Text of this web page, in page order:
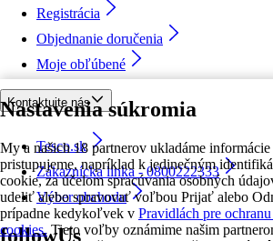
Nastavenia súkromia
My a našich 18 partnerov ukladáme
pristupujeme, napríklad k jedinečným
cookie, za účelom spracúvania osobných
udeliť alebo spravovať voľbou Prijať alebo
prípadne kedykoľvek v Pravidlách pre
cookies. Tieto voľby oznámime našim
Registrácia
Objednanie doručenia
Moje obľúbené
Kontaktujte nás
Tesco.sk
Zákaznícka linka - 0800222333
Výber obchodu
followUs